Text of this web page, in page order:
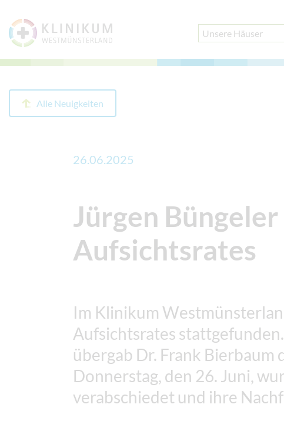
Unsere Häuser
Alle Neuigkeiten
26.06.2025
Jürgen
Aufsichtsrates
Im Klinikum
Aufsichtsrates
übergab Dr. Frank Bierbaum
Donnerstag, den 26. Juni,
verabschiedet und ihre